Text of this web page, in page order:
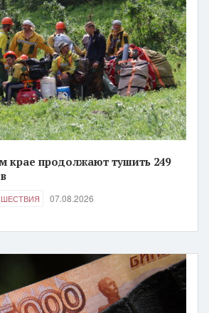
крае продолжают тушить 249
07.08.2026